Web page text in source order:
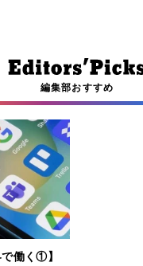
編集部おすすめ
働く①】